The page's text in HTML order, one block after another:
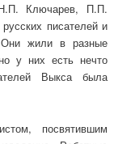
Ключарев, П.П.
писателей и
жили в разные
у них есть нечто
Выкса была
посвятившим